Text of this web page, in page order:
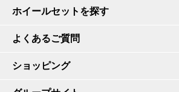
ホイールセットを探す
よくあるご質問
ショッピング